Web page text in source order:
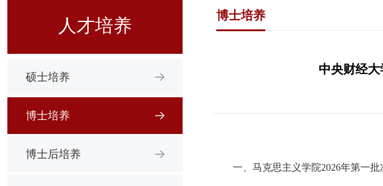
人才培养
硕士培养
博士培养
博士后培养
博士培养
中央财经
一、马克思主义学院2026年第一